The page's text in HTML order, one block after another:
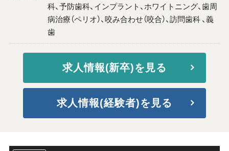
科、予防歯科、インプラント、ホワイトニング、歯周
病治療（ペリオ）、咬み合わせ（咬合）、訪問歯科 、義
歯
求人情報(新卒)を見る
求人情報(経験者)を見る